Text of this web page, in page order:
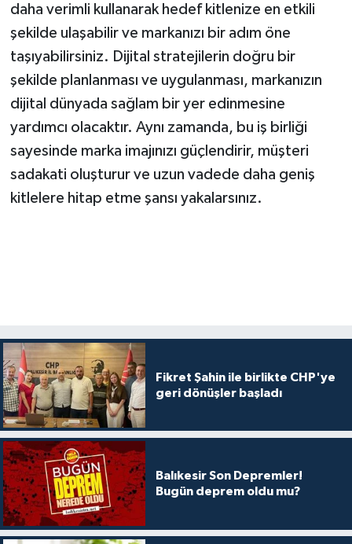
daha verimli kullanarak hedef kitlenize en etkili
şekilde ulaşabilir ve markanızı bir adım öne
taşıyabilirsiniz. Dijital stratejilerin doğru bir
şekilde planlanması ve uygulanması, markanızın
dijital dünyada sağlam bir yer edinmesine
yardımcı olacaktır. Aynı zamanda, bu iş birliği
sayesinde marka imajınızı güçlendirir, müşteri
sadakati oluşturur ve uzun vadede daha geniş
kitlelere hitap etme şansı yakalarsınız.
Fikret Şahin ile birlikte CHP'ye
geri dönüşler başladı
Balıkesir Son Depremler!
Bugün deprem oldu mu?